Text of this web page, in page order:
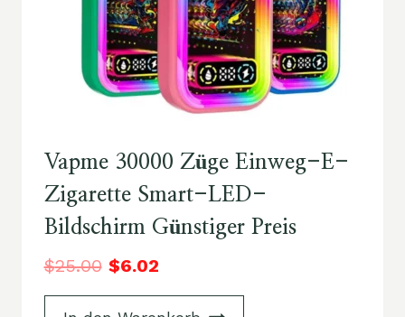
Vapme 30000 Züge Einweg-E-
Zigarette Smart-LED-
Bildschirm Günstiger Preis
$25.00 $6.02